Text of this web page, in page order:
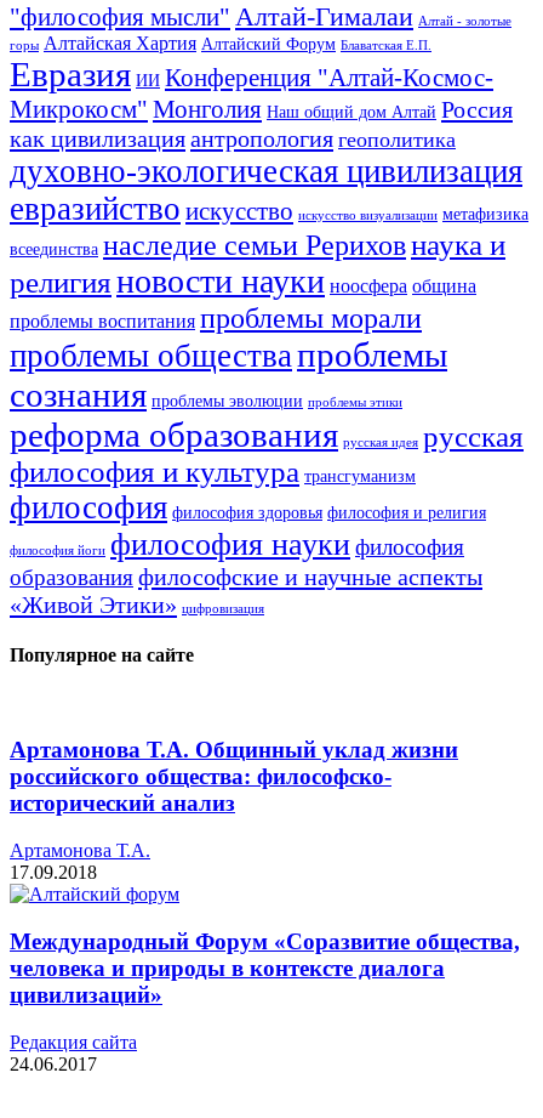
"философия мысли" Алтай-Гималаи Алтай - золотые
горы Алтайская Хартия Алтайский Форум Блаватская Е.П.
Евразия ИИ Конференция "Алтай-Космос-
Микрокосм" Монголия Наш общий дом Алтай Россия
как цивилизацияантропология геополитика
духовно-экологическая цивилизация
евразийство искусство искусство визуализации метафизика
всеединства наследие семьи Рериховнаука и
религияновости науки ноосфера община
проблемы воспитания проблемы морали
проблемы обществапроблемы
сознания проблемы эволюции проблемы этики
реформа образования русская идея русская
философия и культура трансгуманизм
философия философия здоровья философия и религия
философия йоги философия наукифилософия
образованияфилософские и научные аспекты
«Живой Этики» цифровизация
Популярное на сайте
Артамонова Т.А. Общинный уклад жизни
российского общества: философско-
исторический анализ
Артамонова Т.А.
17.09.2018
Международный Форум «Соразвитие общества,
человека и природы в контексте диалога
цивилизаций»
Редакция cайта
24.06.2017